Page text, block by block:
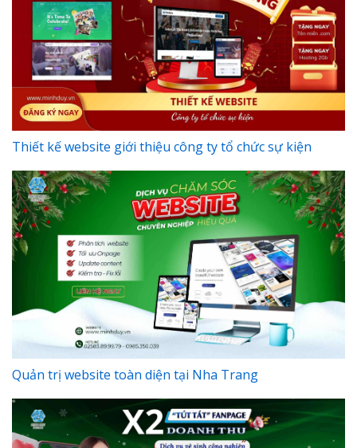
Thiết kế website giới thiệu công ty tổ chức sự kiện
Quản trị website toàn diện tại Nha Trang